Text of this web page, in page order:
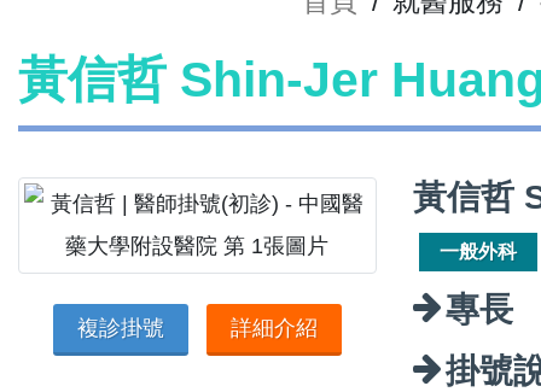
黃信哲 Shin-Jer
複診掛號 詳細介紹
黃信哲
一般外科
專長
掛號